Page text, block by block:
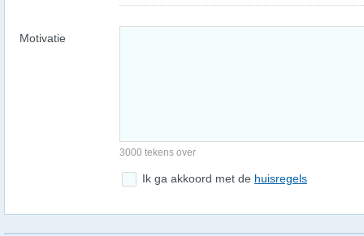
Motivatie
3000 tekens over
Ik ga akkoord met de huisregels